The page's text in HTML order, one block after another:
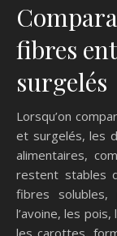
fibres
surgelés
Lorsqu’on
et surgelés, les
alimentaires,
restent stables
fibres solubles,
l’avoine, les